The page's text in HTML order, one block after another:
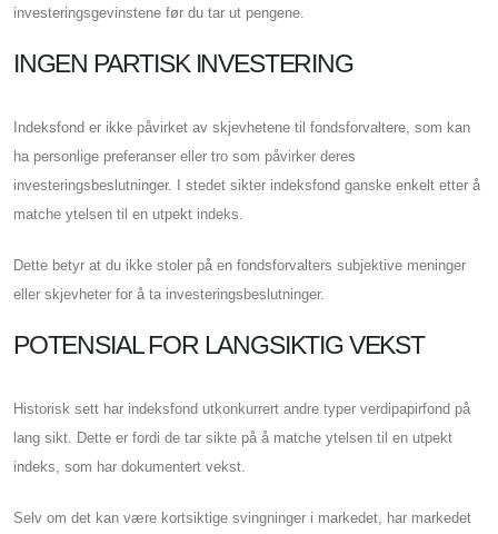
investeringsgevinstene før du tar ut pengene.
INGEN PARTISK INVESTERING
Indeksfond er ikke påvirket av skjevhetene til fondsforvaltere, som kan
ha personlige preferanser eller tro som påvirker deres
investeringsbeslutninger. I stedet sikter indeksfond ganske enkelt etter å
matche ytelsen til en utpekt indeks.
Dette betyr at du ikke stoler på en fondsforvalters subjektive meninger
eller skjevheter for å ta investeringsbeslutninger.
POTENSIAL FOR LANGSIKTIG VEKST
Historisk sett har indeksfond utkonkurrert andre typer verdipapirfond på
lang sikt. Dette er fordi de tar sikte på å matche ytelsen til en utpekt
indeks, som har dokumentert vekst.
Selv om det kan være kortsiktige svingninger i markedet, har markedet